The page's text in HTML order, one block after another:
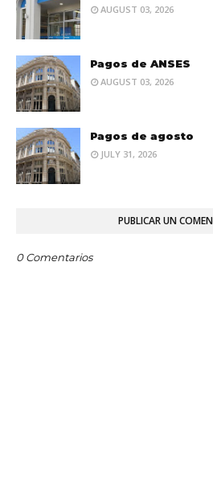
AUGUST 03, 2026
Pagos de ANSES
AUGUST 03, 2026
Pagos de agosto
JULY 31, 2026
PUBLICAR UN
0 Comentarios